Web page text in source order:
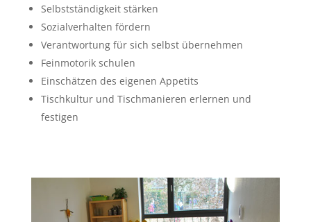
Selbstständigkeit stärken
Sozialverhalten fördern
Verantwortung für sich selbst übernehmen
Feinmotorik schulen
Einschätzen des eigenen Appetits
Tischkultur und Tischmanieren erlernen und
festigen